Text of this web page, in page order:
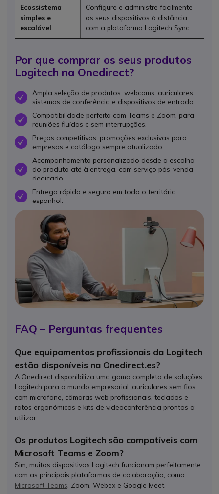
Ecossistema
simples e
escalável
Configure e administre facilmente
os seus dispositivos à distância
com a plataforma Logitech Sync.
Por que comprar os seus produtos
Logitech na Onedirect?
OKAmpla seleção de produtos: webcams, auriculares,
sistemas de conferência e dispositivos de entrada.
OKCompatibilidade perfeita com Teams e Zoom, para
reuniões fluídas e sem interrupções.
OKPreços competitivos, promoções exclusivas para
empresas e catálogo sempre atualizado.
OK
Acompanhamento personalizado desde a escolha
do produto até à entrega, com serviço pós-venda
dedicado.
OKEntrega rápida e segura em todo o território
espanhol.
FAQ – Perguntas frequentes
Que equipamentos profissionais da Logitech
estão disponíveis na Onedirect.es?
A Onedirect disponibiliza uma gama completa de soluções
Logitech para o mundo empresarial: auriculares sem fios
com microfone, câmaras web profissionais, teclados e
ratos ergonómicos e kits de videoconferência prontos a
utilizar.
Os produtos Logitech são compatíveis com
Microsoft Teams e Zoom?
Sim, muitos dispositivos Logitech funcionam perfeitamente
com as principais plataformas de colaboração, como
Microsoft Teams, Zoom, Webex e Google Meet.